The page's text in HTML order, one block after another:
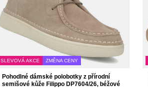
SLEVOVÁ AKCE ZMĚNA CENY
Pohodlné dámské polobotky z přírodní
semišové kůže Filippo DP7604/26, béžové